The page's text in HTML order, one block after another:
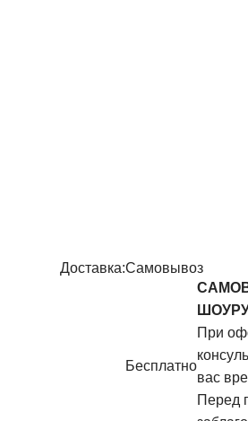
Доставка:Самовывоз
Бесплатно
При
вас
Перед